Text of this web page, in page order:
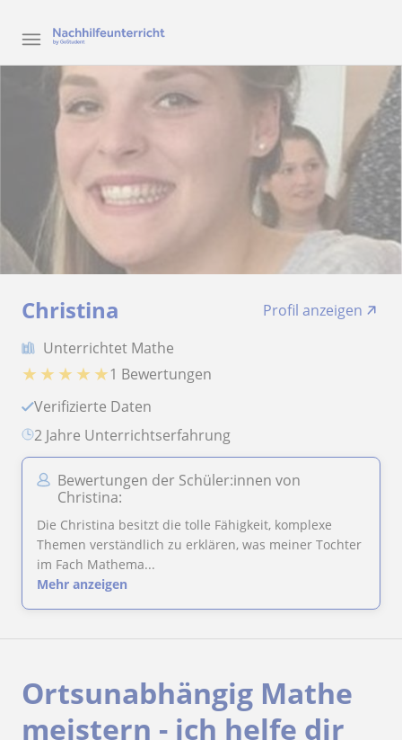
Christina
Profil anzeigen
Unterrichtet Mathe
★ ★ ★ ★ ★1 Bewertungen
Verifizierte Daten
2 Jahre Unterrichtserfahrung
Bewertungen der Schüler:innen von
Christina:
Die Christina besitzt die tolle Fähigkeit, komplexe
Themen verständlich zu erklären, was meiner Tochter
im Fach Mathema...
Mehr anzeigen
Ortsunabhängig Mathe
meistern - ich helfe dir